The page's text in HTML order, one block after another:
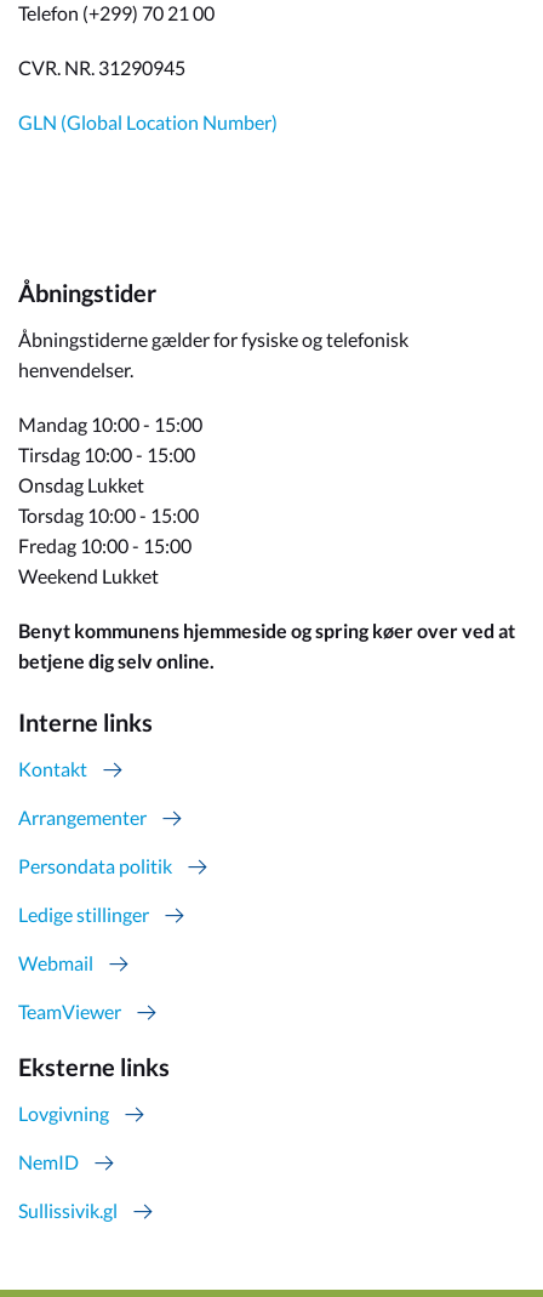
Telefon (+299) 70 21 00
CVR. NR. 31290945
GLN (Global Location Number)
Åbningstider
Åbningstiderne gælder for fysiske og telefonisk
henvendelser.
Mandag 10:00 - 15:00
Tirsdag 10:00 - 15:00
Onsdag Lukket
Torsdag 10:00 - 15:00
Fredag 10:00 - 15:00
Weekend Lukket
Benyt kommunens hjemmeside og spring køer over ved at
betjene dig selv online.
Interne links
Kontakt
Arrangementer
Persondata politik
Ledige stillinger
Webmail
TeamViewer
Eksterne links
Lovgivning
NemID
Sullissivik.gl